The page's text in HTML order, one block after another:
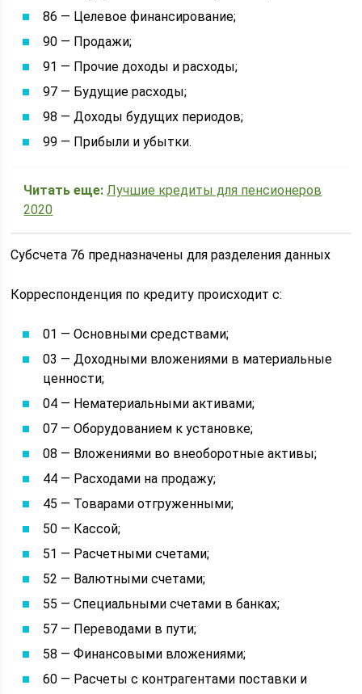
86 — Целевое финансирование;
90 — Продажи;
91 — Прочие доходы и расходы;
97 — Будущие расходы;
98 — Доходы будущих периодов;
99 — Прибыли и убытки.
Читать еще: Лучшие кредиты для пенсионеров
2020
Субсчета 76 предназначены для разделения данных
Корреспонденция по кредиту происходит с:
01 — Основными средствами;
03 — Доходными вложениями в материальные
ценности;
04 — Нематериальными активами;
07 — Оборудованием к установке;
08 — Вложениями во внеоборотные активы;
44 — Расходами на продажу;
45 — Товарами отгруженными;
50 — Кассой;
51 — Расчетными счетами;
52 — Валютными счетами;
55 — Специальными счетами в банках;
57 — Переводами в пути;
58 — Финансовыми вложениями;
60 — Расчеты с контрагентами поставки и